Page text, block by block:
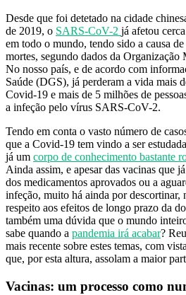
Desde que foi detetado na cidade
de 2019, o SARS-CoV-2 já afetou
em todo o mundo, tendo sido a causa
mortes, segundo dados da
No nosso país, e de acordo com
Saúde (DGS), já perderam a vida mais
Covid-19 e mais de 5 milhões de
a infeção pelo vírus SARS-CoV-2.
Tendo em conta o vasto número de
que a Covid-19 tem vindo a ser
já um corpo de conhecimento bastante
Ainda assim, e apesar das vacinas que
dos medicamentos aprovados ou a
infeção, muito há ainda por descortinar,
respeito aos efeitos de longo prazo da
também uma dúvida que o mundo
sabe quando a pandemia irá acabar?
mais recente sobre estes temas, com
que, por esta altura, assolam a maior
Vacinas: um processo como